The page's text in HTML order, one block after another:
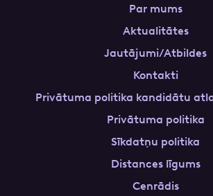
Par mums
Aktualitātes
Jautājumi/Atbildes
Kontakti
Privātuma politika kandidātu
Privātuma politika
Sīkdatņu politika
Distances līgums
Cenrādis